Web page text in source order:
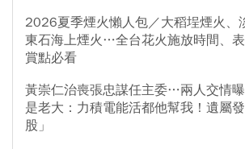
2026夏季煙火懶人包／大稻埕煙火、
東石海上煙火…全台花火施放時間、
賞點必看
黃崇仁治喪張忠謀任主委…兩人交情
是老大：力積電能活都他幫我！遺屬
股」